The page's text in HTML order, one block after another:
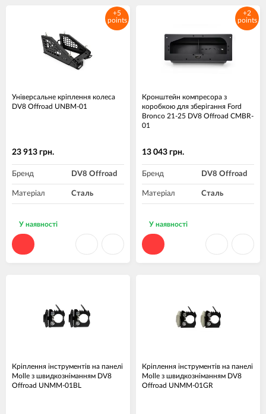
+5
points
Універсальне кріплення колеса
DV8 Offroad UNBM-01
23 913 грн.
Бренд DV8 Offroad
Матеріал Сталь
У наявності
+2
points
Кронштейн компресора з
коробкою для зберігання Ford
Bronco 21-25 DV8 Offroad CMBR-
01
13 043 грн.
Бренд DV8 Offroad
Матеріал Сталь
У наявності
Кріплення інструментів на панелі
Molle з швидкозніманням DV8
Offroad UNMM-01BL
Кріплення інструментів на панелі
Molle з швидкозніманням DV8
Offroad UNMM-01GR